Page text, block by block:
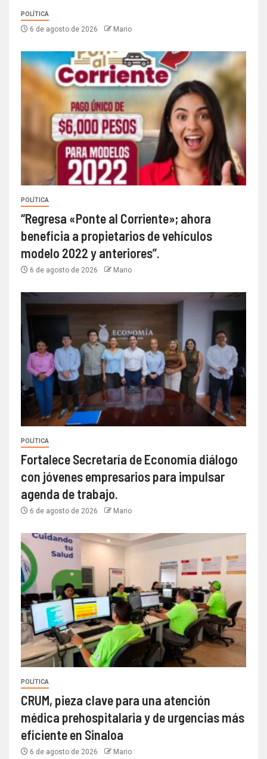
POLÍTICA
6 de agosto de 2026 Mario
POLÍTICA
“Regresa «Ponte al Corriente»; ahora
beneficia a propietarios de vehículos
modelo 2022 y anteriores”.
6 de agosto de 2026 Mario
POLÍTICA
Fortalece Secretaría de Economía diálogo
con jóvenes empresarios para impulsar
agenda de trabajo.
6 de agosto de 2026 Mario
POLÍTICA
CRUM, pieza clave para una atención
médica prehospitalaria y de urgencias más
eficiente en Sinaloa
6 de agosto de 2026 Mario